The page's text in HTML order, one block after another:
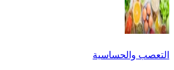
التعصب والحساسية